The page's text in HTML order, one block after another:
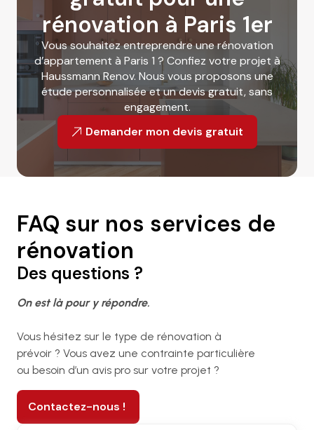
rénovation à Paris 1er
Vous souhaitez entreprendre une rénovation
d’appartement à Paris 1 ? Confiez votre projet à
Haussmann Renov. Nous vous proposons une
étude personnalisée et un devis gratuit, sans
engagement.
Demander mon devis gratuit
FAQ sur nos services de
rénovation
Des questions ?
On est là pour y répondre.
Vous hésitez sur le type de rénovation à
prévoir ? Vous avez une contrainte particulière
ou besoin d’un avis pro sur votre projet ?
Contactez-nous !